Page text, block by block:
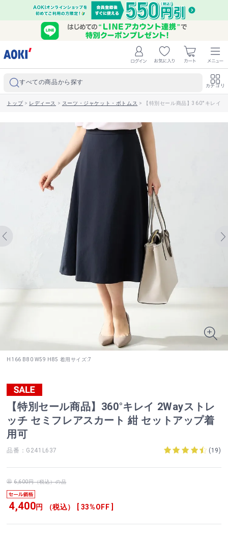
すべての商品から探す カテゴリ
トップ> レディース > スーツ・ジャケット・ボトムス > 【特別セール商品】360°キレイ
H166 B80 W59 H85 着用サイズ:7
【特別セール商品】360°キレイ 2Wayストレ
ッチ セミフレアスカート 紺 セットアップ着
用可
品番：G241L637 (19)
6,600円（税込）の品
4,400円 （税込） [ 33%OFF ]